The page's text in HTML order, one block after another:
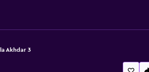
Akhdar 3